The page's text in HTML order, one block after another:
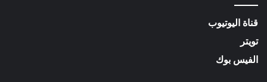
قناة اليوتيوب
تويتر
الفيس بوك